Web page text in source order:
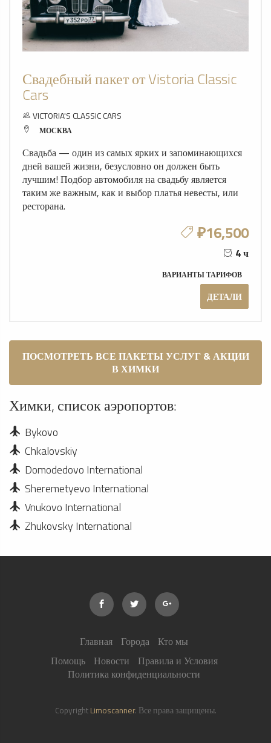
Свадебный пакет от Vistoria Classic
Cars
VICTORIA'S CLASSIC CARS
МОСКВА
Свадьба — один из самых ярких и запоминающихся
дней вашей жизни, безусловно он должен быть
лучшим! Подбор автомобиля на свадьбу является
таким же важным, как и выбор платья невесты, или
ресторана.
₽16,500
4 ч
ВАРИАНТЫ ТАРИФОВ
ДЕТАЛИ
ПОСМОТРЕТЬ ВСЕ ПАКЕТЫ УСЛУГ & АКЦИИ
В ХИМКИ
Химки, список аэропортов:
Bykovo
Chkalovskiy
Domodedovo International
Sheremetyevo International
Vnukovo International
Zhukovsky International
Главная Города
Кто мы
Помощь
Новости
Правила и Условия
Политика конфиденциальности
Copyright Limoscanner. Все права защищены.